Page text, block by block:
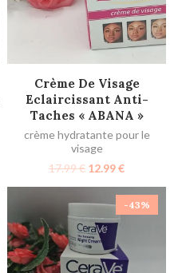
AJOUTER AU PANIER
Crème De Visage
Eclaircissant Anti-
Taches « ABANA »
crème hydratante pour le
visage
17.99€ 12.99€
-43%